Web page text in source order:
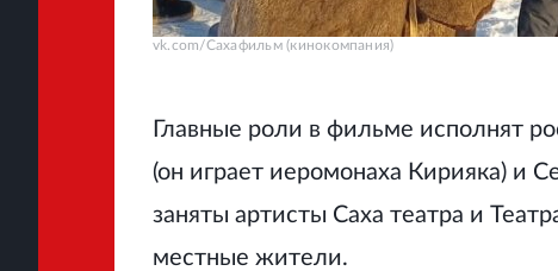
vk.com/Сахафильм (кинокомпания)
Главные роли в фильме исполнят
(он играет иеромонаха Кирияка) и
заняты артисты Саха театра и
местные жители.